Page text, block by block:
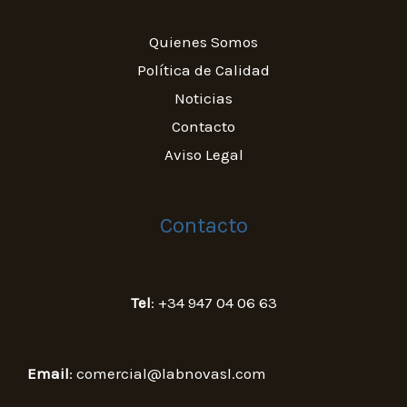
Quienes Somos
Política de Calidad
Noticias
Contacto
Aviso Legal
Contacto
Tel: +34 947 04 06 63
Email: comercial@labnovasl.com